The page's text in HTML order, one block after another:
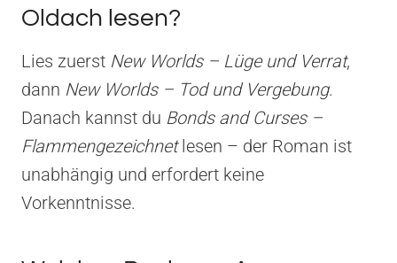
Oldach lesen?
Lies zuerst New Worlds – Lüge und Verrat,
dann New Worlds – Tod und Vergebung.
Danach kannst du Bonds and Curses –
Flammengezeichnetlesen – der Roman ist
unabhängig und erfordert keine
Vorkenntnisse.